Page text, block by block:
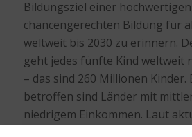
Bildungsziel einer
chancengerechten Bildung für
weltweit bis 2030 zu erinnern.
geht jedes fünfte Kind weltweit
– das sind 260 Millionen Kinder.
betroffen sind Länder mit
niedrigem Einkommen. Laut